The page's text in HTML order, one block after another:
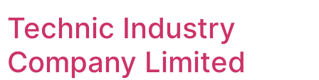
Technic Industry
Company Limited